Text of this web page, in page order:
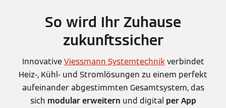
So wird Ihr Zuhause
zukunftssicher
InnovativeViessmann Systemtechnikverbindet
Heiz-, Kühl- und Stromlösungen zu einem perfekt
aufeinander abgestimmten Gesamtsystem, das
sich modular erweitern und digital per App